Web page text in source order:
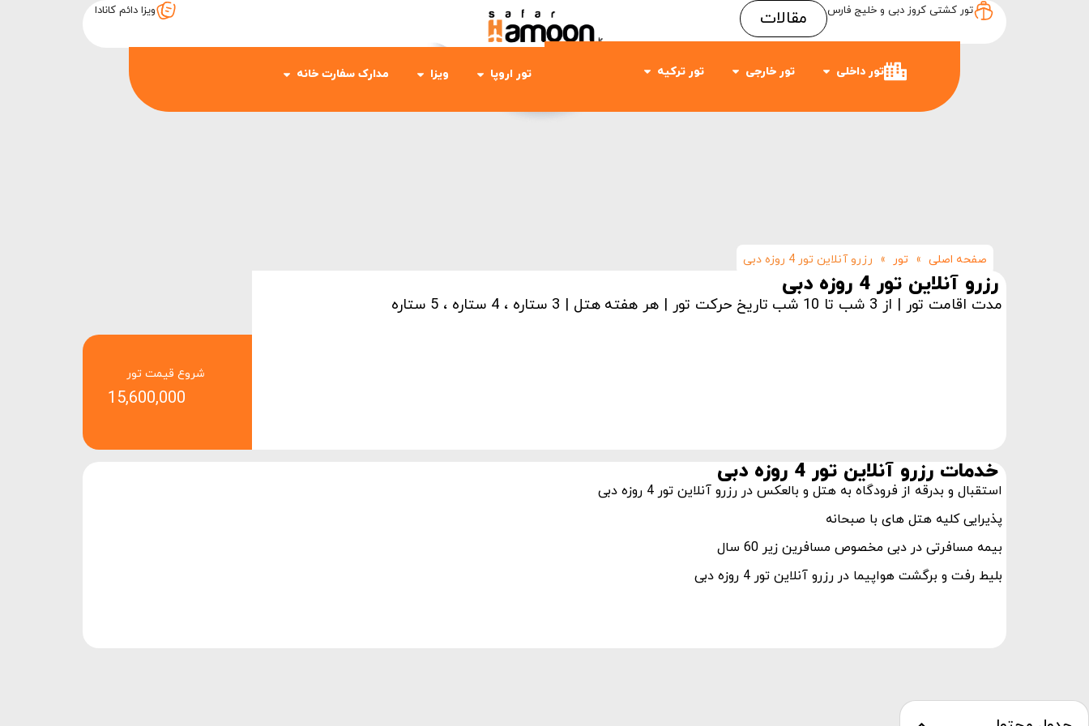
تور کشتی کروز دبی و خلیج فارس مقالات ویزا دائم کانادا
تور داخلی تور خارجی تور ترکیه تور اروپا ویزا مدارک سفارت خانه
Item #1
Item #3
صفحه اصلی » تور » رزرو آنلاین تور 4 روزه دبی
رزرو آنلاین تور 4 روزه دبی
مدت اقامت تور | از 3 شب تا 10 شب تاریخ حرکت تور | هر هفته هتل | 3 ستاره ، 4 ستاره ، 5 ستاره
شروع قیمت تور
15,600,000
خدمات رزرو آنلاین تور 4 روزه دبی
استقبال و بدرقه از فرودگاه به هتل و بالعکس در رزرو آنلاین تور 4 روزه دبی
پذیرایی کلیه هتل های با صبحانه
بیمه مسافرتی در دبی مخصوص مسافرین زیر 60 سال
بلیط رفت و برگشت هواپیما در رزرو آنلاین تور 4 روزه دبی